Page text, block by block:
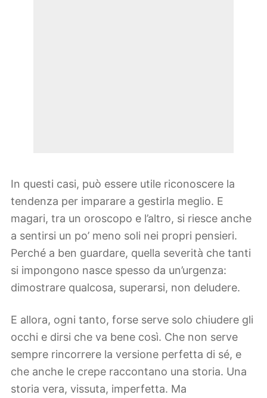
In questi casi, può essere utile riconoscere la
tendenza per imparare a gestirla meglio. E
magari, tra un oroscopo e l’altro, si riesce anche
a sentirsi un po’ meno soli nei propri pensieri.
Perché a ben guardare, quella severità che tanti
si impongono nasce spesso da un’urgenza:
dimostrare qualcosa, superarsi, non deludere.
E allora, ogni tanto, forse serve solo chiudere gli
occhi e dirsi che va bene così. Che non serve
sempre rincorrere la versione perfetta di sé, e
che anche le crepe raccontano una storia. Una
storia vera, vissuta, imperfetta. Ma